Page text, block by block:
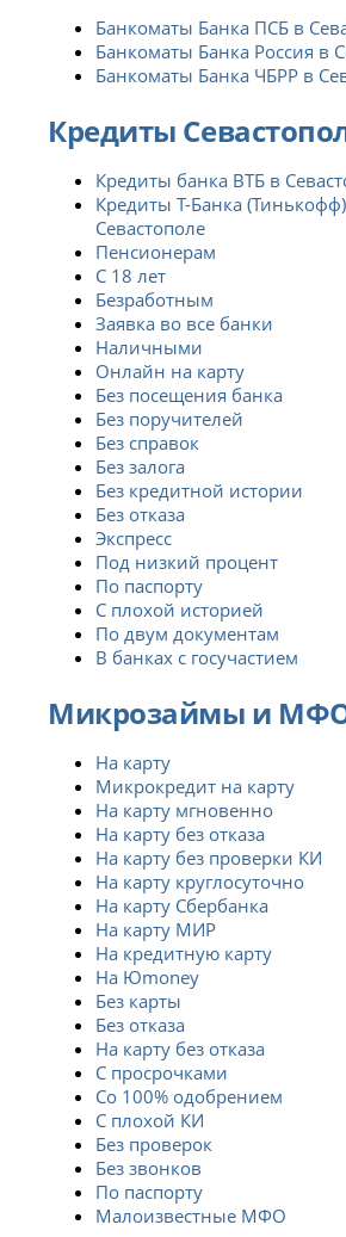
Банкоматы Банка ПСБ в
Банкоматы Банка Россия в
Банкоматы Банка ЧБРР в
Кредиты
Кредиты банка ВТБ в
Кредиты Т-Банка
Севастополе
Пенсионерам
С 18 лет
Безработным
Заявка во все банки
Наличными
Онлайн на карту
Без посещения банка
Без поручителей
Без справок
Без залога
Без кредитной истории
Без отказа
Экспресс
Под низкий процент
По паспорту
С плохой историей
По двум документам
В банках с госучастием
Микрозаймы и МФО
На карту
Микрокредит на карту
На карту мгновенно
На карту без отказа
На карту без проверки КИ
На карту круглосуточно
На карту Сбербанка
На карту МИР
На кредитную карту
На Юmoney
Без карты
Без отказа
На карту без отказа
С просрочками
Со 100% одобрением
С плохой КИ
Без проверок
Без звонков
По паспорту
Малоизвестные МФО